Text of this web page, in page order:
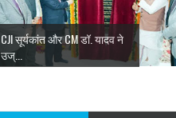
CJI सूर्यकांत और CM डॉ. यादव ने
उज्...